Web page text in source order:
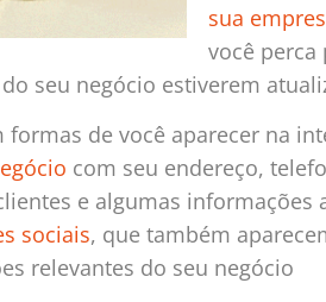
sua
você
seu negócio estiverem
formas de você aparecer na
com seu endereço,
e algumas informações
sociais, que também
relevantes do seu negócio